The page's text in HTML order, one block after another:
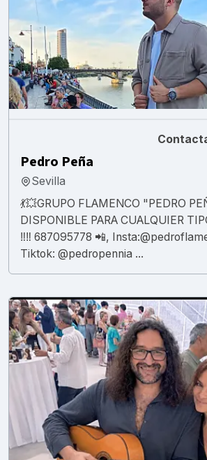
Pedro Peña
Sevilla
💃💥GRUPO FLAMENCO "PEDRO
DISPONIBLE PARA CUALQUIER
‼️‼️ 687095778 📲,
Tiktok: @pedropennia ...